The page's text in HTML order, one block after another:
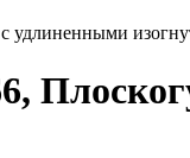
удлиненными